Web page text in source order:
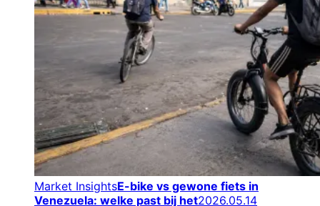
Market InsightsE-bike vs gewone fiets in
Venezuela: welke past bij het2026.05.14